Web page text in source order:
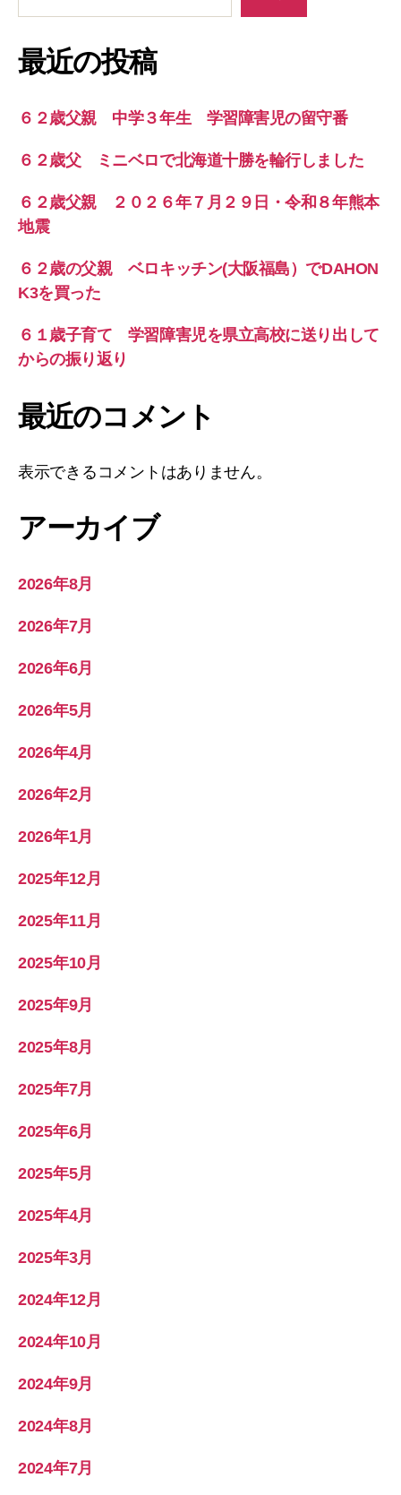
最近の投稿
６２歳父親 中学３年生 学習障害児の留守番
６２歳父 ミニベロで北海道十勝を輪行しました
６２歳父親 ２０２６年７月２９日・令和８年熊本
地震
６２歳の父親 ベロキッチン(大阪福島）でDAHON
K3を買った
６１歳子育て 学習障害児を県立高校に送り出して
からの振り返り
最近のコメント
表示できるコメントはありません。
アーカイブ
2026年8月
2026年7月
2026年6月
2026年5月
2026年4月
2026年2月
2026年1月
2025年12月
2025年11月
2025年10月
2025年9月
2025年8月
2025年7月
2025年6月
2025年5月
2025年4月
2025年3月
2024年12月
2024年10月
2024年9月
2024年8月
2024年7月